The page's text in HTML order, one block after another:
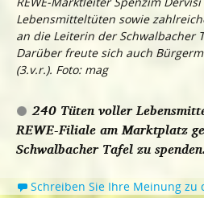
Lebensmitteltüten sowie
an die Leiterin der Schwalbacher
Darüber freute sich auch
(3.v.r.). Foto: mag
240 Tüten voller
REWE-Filiale am Marktplatz
Schwalbacher Tafel zu spenden.
Schreiben Sie Ihre Meinung zu